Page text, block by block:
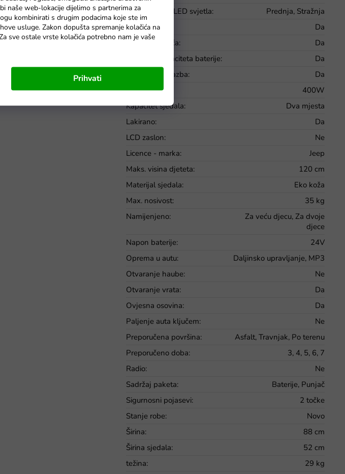
naše web-lokacije dijelimo s partnerima za
kombinirati s drugim podacima koje ste im
usluge. Zakon dopušta spremanje kolačića na
sve ostale vrste kolačića potrebno nam je vaše
Prihvati
Funkcionalna LED svjetla:
Prednja, Stražnja
Glatki start
Da
Glazbena ploča:
Da
Indikator kapaciteta baterije:
Da
Integrirana glazba:
Da
Jačina motora
400W
Kapacitet sjedala:
Dva mjesta
Lakirano:
Da
LCD zaslon:
Ne
Licence - marka:
Jeep
Maks. visina djeteta:
120 cm
Materijal sjedala:
Eko koža
Max. nosivost:
35 kg
Namijenjeno:
Za veću djecu, Za dvoje
djece
Napon baterije:
24V
Oprema u autu:
Daljinsko upravljanje, MP3
Otvaranje haube:
Ne
Otvaranje vrata:
Da
Ovjesna osovina:
Da
Paljenje auta ključem:
Ne
Preporučena površina:
Asfalt, Travnjak, Po terenu
Preporučeno doba:
3, 4, 5, 6, 7
Radio:
Ne
Sadržaj paketa:
Baterije, Punjač
Sigurnosni pojasevi:
2 točke
Stanje robe:
Novo
Širina:
88 cm
Širina sjedala:
52 cm
težina:
29 kg